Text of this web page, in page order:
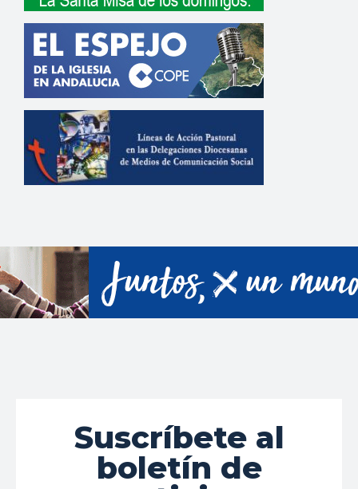
Suscríbete al
boletín de